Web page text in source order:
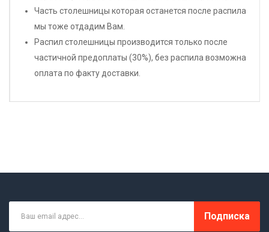
Часть столешницы которая останется после распила
мы тоже отдадим Вам.
Распил столешницы производится только после
частичной предоплаты (30%), без распила возможна
оплата по факту доставки.
Подписка